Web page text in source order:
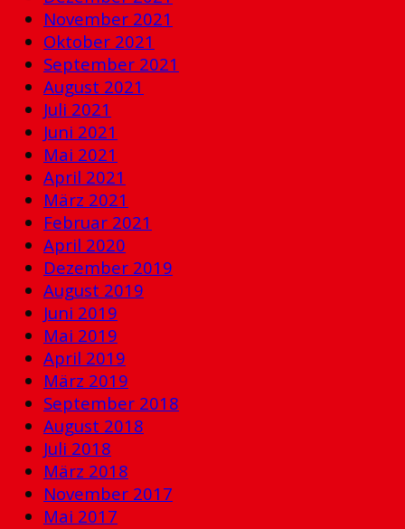
November 2021
Oktober 2021
September 2021
August 2021
Juli 2021
Juni 2021
Mai 2021
April 2021
März 2021
Februar 2021
April 2020
Dezember 2019
August 2019
Juni 2019
Mai 2019
April 2019
März 2019
September 2018
August 2018
Juli 2018
März 2018
November 2017
Mai 2017